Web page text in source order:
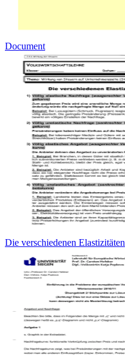
Document
Die verschiedenen Elastizitäten